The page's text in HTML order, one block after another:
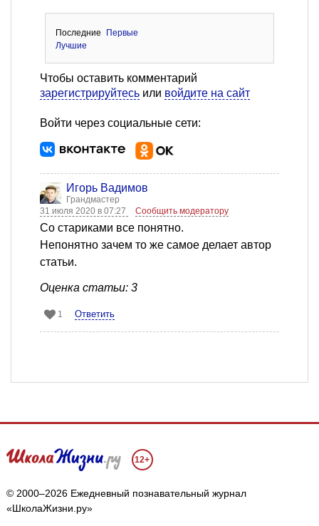
Последние
Первые
Лучшие
Чтобы оставить комментарий
зарегистрируйтесь или войдите на сайт
Войти через социальные сети:
Игорь Вадимов
Грандмастер
31 июля 2020 в 07:27
Сообщить модератору
Со стариками все понятно.
Непонятно зачем то же самое делает автор
статьи.
Оценка статьи: 3
1 Ответить
12+
© 2000–2026 Ежедневный познавательный журнал
«ШколаЖизни.ру»